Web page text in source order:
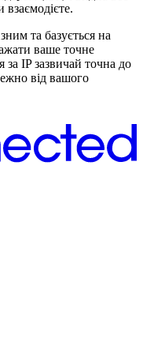
та базується на
ваше точне
за IP зазвичай точна до
від вашого